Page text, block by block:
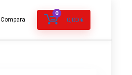
Compara
0
0,00 €